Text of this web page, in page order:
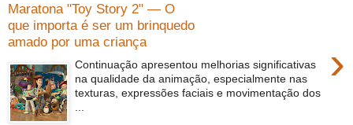
Maratona "Toy Story 2" — O
que importa é ser um brinquedo
amado por uma criança
›
Continuação apresentou melhorias significativas
na qualidade da animação, especialmente nas
texturas, expressões faciais e movimentação dos